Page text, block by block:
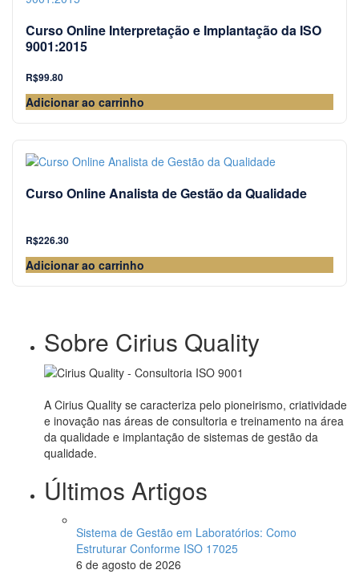
Curso Online Interpretação e Implantação da ISO
9001:2015
R$99.80
Adicionar ao carrinho
Curso Online Analista de Gestão da Qualidade
R$226.30
Adicionar ao carrinho
Sobre Cirius Quality
A Cirius Quality se caracteriza pelo pioneirismo, criatividade
e inovação nas áreas de consultoria e treinamento na área
da qualidade e implantação de sistemas de gestão da
qualidade.
Últimos Artigos
Sistema de Gestão em Laboratórios: Como
Estruturar Conforme ISO 17025
6 de agosto de 2026